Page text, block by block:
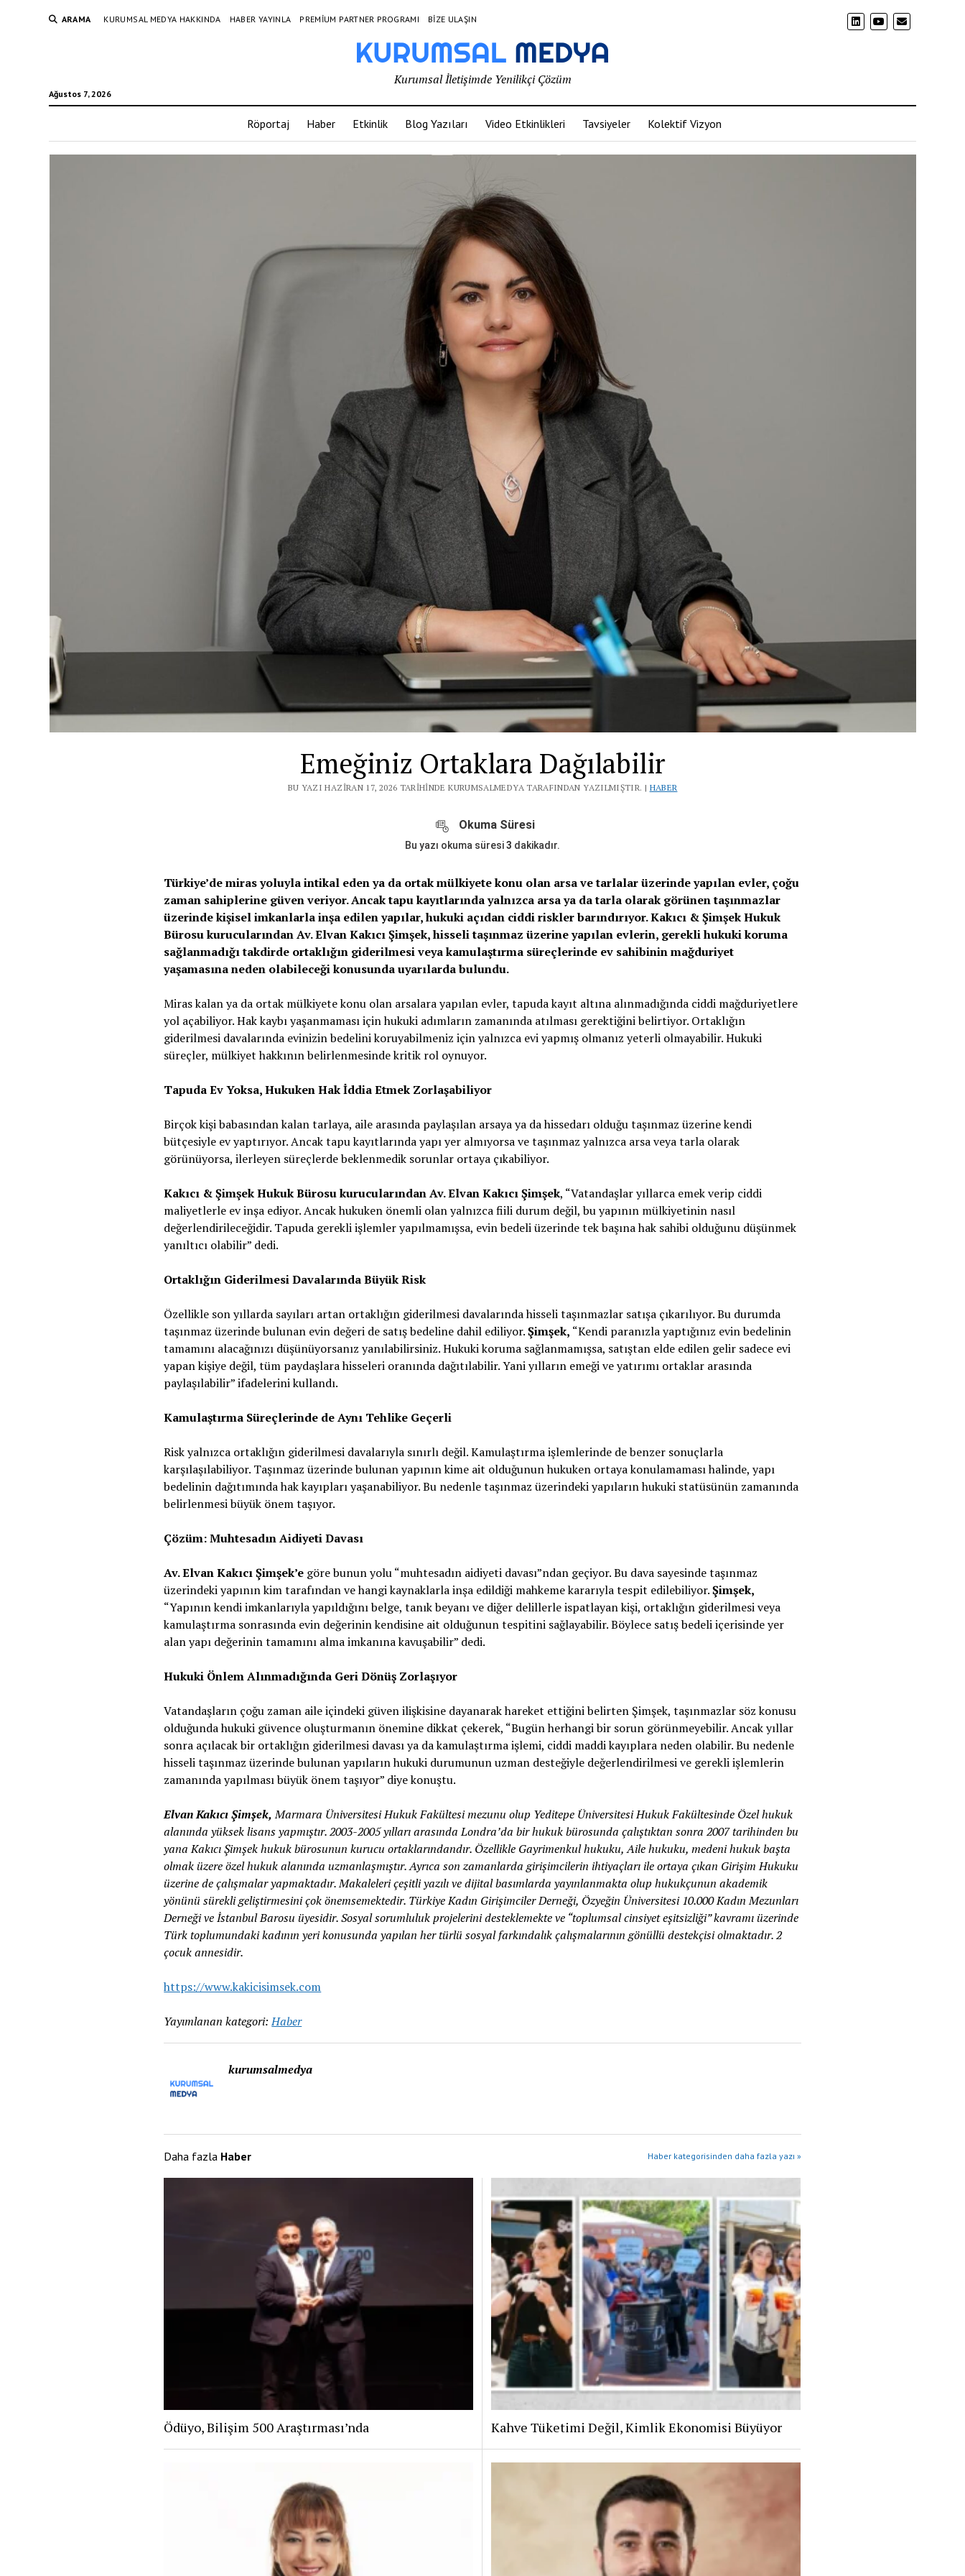
ARAMA KURUMSAL MEDYA HAKKINDA HABER YAYINLA PREMIUM PARTNER PROGRAMI BIZE ULAŞIN
Ağustos 7, 2026
Kurumsal İletişimde Yenilikçi Çözüm
Röportaj Haber Etkinlik Blog Yazıları Video Etkinlikleri Tavsiyeler Kolektif Vizyon
Emeğiniz Ortaklara Dağılabilir
BU YAZI HAZIRAN 17, 2026 TARIHINDE KURUMSALMEDYA TARAFINDAN YAZILMIŞTIR. | HABER
Okuma Süresi
Bu yazı okuma süresi3 dakikadır.
Türkiye’de miras yoluyla intikal eden ya da ortak mülkiyete konu olan arsa ve tarlalar üzerinde yapılan evler, çoğu
zaman sahiplerine güven veriyor. Ancak tapu kayıtlarında yalnızca arsa ya da tarla olarak görünen taşınmazlar
üzerinde kişisel imkanlarla inşa edilen yapılar, hukuki açıdan ciddi riskler barındırıyor. Kakıcı & Şimşek Hukuk
Bürosu kurucularından Av. Elvan Kakıcı Şimşek, hisseli taşınmaz üzerine yapılan evlerin, gerekli hukuki koruma
sağlanmadığı takdirde ortaklığın giderilmesi veya kamulaştırma süreçlerinde ev sahibinin mağduriyet
yaşamasına neden olabileceği konusunda uyarılarda bulundu.
Miras kalan ya da ortak mülkiyete konu olan arsalara yapılan evler, tapuda kayıt altına alınmadığında ciddi mağduriyetlere
yol açabiliyor. Hak kaybı yaşanmaması için hukuki adımların zamanında atılması gerektiğini belirtiyor. Ortaklığın
giderilmesi davalarında evinizin bedelini koruyabilmeniz için yalnızca evi yapmış olmanız yeterli olmayabilir. Hukuki
süreçler, mülkiyet hakkının belirlenmesinde kritik rol oynuyor.
Tapuda Ev Yoksa, Hukuken Hak İddia Etmek Zorlaşabiliyor
Birçok kişi babasından kalan tarlaya, aile arasında paylaşılan arsaya ya da hissedarı olduğu taşınmaz üzerine kendi
bütçesiyle ev yaptırıyor. Ancak tapu kayıtlarında yapı yer almıyorsa ve taşınmaz yalnızca arsa veya tarla olarak
görünüyorsa, ilerleyen süreçlerde beklenmedik sorunlar ortaya çıkabiliyor.
Kakıcı & Şimşek Hukuk Bürosu kurucularından Av. Elvan Kakıcı Şimşek, “Vatandaşlar yıllarca emek verip ciddi
maliyetlerle ev inşa ediyor. Ancak hukuken önemli olan yalnızca fiili durum değil, bu yapının mülkiyetinin nasıl
değerlendirileceğidir. Tapuda gerekli işlemler yapılmamışsa, evin bedeli üzerinde tek başına hak sahibi olduğunu düşünmek
yanıltıcı olabilir” dedi.
Ortaklığın Giderilmesi Davalarında Büyük Risk
Özellikle son yıllarda sayıları artan ortaklığın giderilmesi davalarında hisseli taşınmazlar satışa çıkarılıyor. Bu durumda
taşınmaz üzerinde bulunan evin değeri de satış bedeline dahil ediliyor.Şimşek, “Kendi paranızla yaptığınız evin bedelinin
tamamını alacağınızı düşünüyorsanız yanılabilirsiniz. Hukuki koruma sağlanmamışsa, satıştan elde edilen gelir sadece evi
yapan kişiye değil, tüm paydaşlara hisseleri oranında dağıtılabilir. Yani yılların emeği ve yatırımı ortaklar arasında
paylaşılabilir” ifadelerini kullandı.
Kamulaştırma Süreçlerinde de Aynı Tehlike Geçerli
Risk yalnızca ortaklığın giderilmesi davalarıyla sınırlı değil. Kamulaştırma işlemlerinde de benzer sonuçlarla
karşılaşılabiliyor. Taşınmaz üzerinde bulunan yapının kime ait olduğunun hukuken ortaya konulamaması halinde, yapı
bedelinin dağıtımında hak kayıpları yaşanabiliyor. Bu nedenle taşınmaz üzerindeki yapıların hukuki statüsünün zamanında
belirlenmesi büyük önem taşıyor.
Çözüm: Muhtesadın Aidiyeti Davası
Av. Elvan Kakıcı Şimşek’e göre bunun yolu “muhtesadın aidiyeti davası”ndan geçiyor. Bu dava sayesinde taşınmaz
üzerindeki yapının kim tarafından ve hangi kaynaklarla inşa edildiği mahkeme kararıyla tespit edilebiliyor.Şimşek,
“Yapının kendi imkanlarıyla yapıldığını belge, tanık beyanı ve diğer delillerle ispatlayan kişi, ortaklığın giderilmesi veya
kamulaştırma sonrasında evin değerinin kendisine ait olduğunun tespitini sağlayabilir. Böylece satış bedeli içerisinde yer
alan yapı değerinin tamamını alma imkanına kavuşabilir” dedi.
Hukuki Önlem Alınmadığında Geri Dönüş Zorlaşıyor
Vatandaşların çoğu zaman aile içindeki güven ilişkisine dayanarak hareket ettiğini belirten Şimşek, taşınmazlar söz konusu
olduğunda hukuki güvence oluşturmanın önemine dikkat çekerek, “Bugün herhangi bir sorun görünmeyebilir. Ancak yıllar
sonra açılacak bir ortaklığın giderilmesi davası ya da kamulaştırma işlemi, ciddi maddi kayıplara neden olabilir. Bu nedenle
hisseli taşınmaz üzerinde bulunan yapıların hukuki durumunun uzman desteğiyle değerlendirilmesi ve gerekli işlemlerin
zamanında yapılması büyük önem taşıyor” diye konuştu.
Elvan Kakıcı Şimşek,Marmara Üniversitesi Hukuk Fakültesi mezunu olup Yeditepe Üniversitesi Hukuk Fakültesinde Özel hukuk
alanında yüksek lisans yapmıştır. 2003-2005 yılları arasında Londra’da bir hukuk bürosunda çalıştıktan sonra 2007 tarihinden bu
yana Kakıcı Şimşek hukuk bürosunun kurucu ortaklarındandır. Özellikle Gayrimenkul hukuku, Aile hukuku, medeni hukuk başta
olmak üzere özel hukuk alanında uzmanlaşmıştır. Ayrıca son zamanlarda girişimcilerin ihtiyaçları ile ortaya çıkan Girişim Hukuku
üzerine de çalışmalar yapmaktadır. Makaleleri çeşitli yazılı ve dijital basımlarda yayınlanmakta olup hukukçunun akademik
yönünü sürekli geliştirmesini çok önemsemektedir. Türkiye Kadın Girişimciler Derneği, Özyeğin Üniversitesi 10.000 Kadın Mezunları
Derneği ve İstanbul Barosu üyesidir. Sosyal sorumluluk projelerini desteklemekte ve “toplumsal cinsiyet eşitsizliği” kavramı üzerinde
Türk toplumundaki kadının yeri konusunda yapılan her türlü sosyal farkındalık çalışmalarının gönüllü destekçisi olmaktadır. 2
çocuk annesidir.
https://www.kakicisimsek.com
Yayımlanan kategori: Haber
kurumsalmedya
Daha fazla Haber Haber kategorisinden daha fazla yazı »
Ödüyo, Bilişim 500 Araştırması’nda Kahve Tüketimi Değil, Kimlik Ekonomisi Büyüyor